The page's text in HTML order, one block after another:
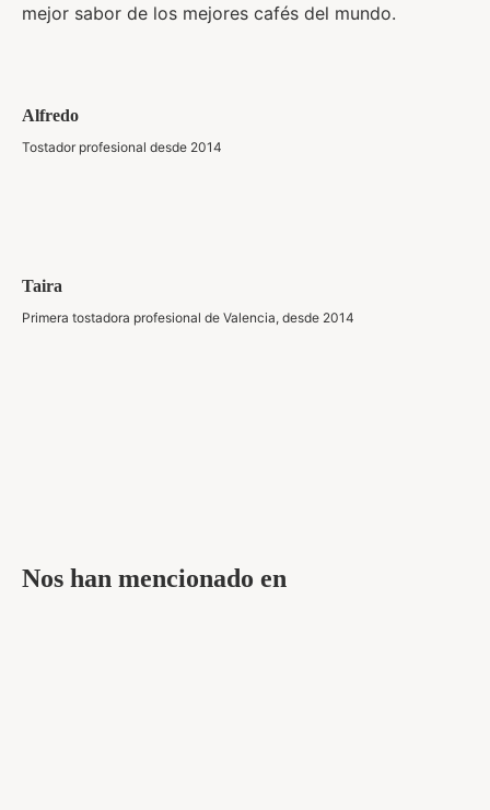
mejor sabor de los mejores cafés del mundo.
Alfredo
Tostador profesional desde 2014
Taira
Primera tostadora profesional de Valencia, desde 2014
Nos han mencionado en